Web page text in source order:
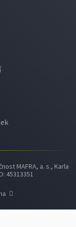
MAFRA, a. s., Karla
45313351